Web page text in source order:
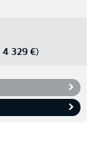
4 329 €)